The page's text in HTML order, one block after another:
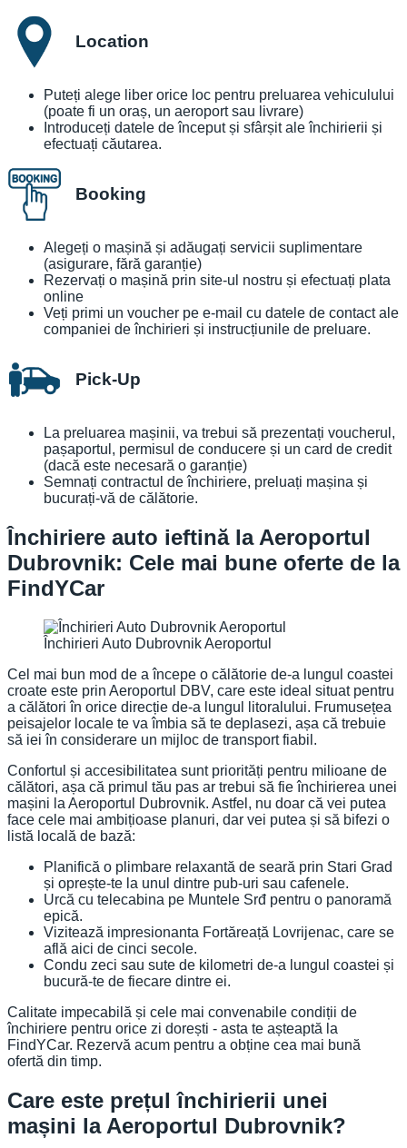
Location
Puteți alege liber orice loc pentru preluarea vehiculului
(poate fi un oraș, un aeroport sau livrare)
Introduceți datele de început și sfârșit ale închirierii și
efectuați căutarea.
Booking
Alegeți o mașină și adăugați servicii suplimentare
(asigurare, fără garanție)
Rezervați o mașină prin site-ul nostru și efectuați plata
online
Veți primi un voucher pe e-mail cu datele de contact ale
companiei de închirieri și instrucțiunile de preluare.
Pick-Up
La preluarea mașinii, va trebui să prezentați voucherul,
pașaportul, permisul de conducere și un card de credit
(dacă este necesară o garanție)
Semnați contractul de închiriere, preluați mașina și
bucurați-vă de călătorie.
Închiriere auto ieftină la Aeroportul
Dubrovnik: Cele mai bune oferte de la
FindYCar
Închirieri Auto Dubrovnik Aeroportul
Cel mai bun mod de a începe o călătorie de-a lungul coastei
croate este prin Aeroportul DBV, care este ideal situat pentru
a călători în orice direcție de-a lungul litoralului. Frumusețea
peisajelor locale te va îmbia să te deplasezi, așa că trebuie
să iei în considerare un mijloc de transport fiabil.
Confortul și accesibilitatea sunt priorități pentru milioane de
călători, așa că primul tău pas ar trebui să fie închirierea unei
mașini la Aeroportul Dubrovnik. Astfel, nu doar că vei putea
face cele mai ambițioase planuri, dar vei putea și să bifezi o
listă locală de bază:
Planifică o plimbare relaxantă de seară prin Stari Grad
și oprește-te la unul dintre pub-uri sau cafenele.
Urcă cu telecabina pe Muntele Srđ pentru o panoramă
epică.
Vizitează impresionanta Fortăreață Lovrijenac, care se
află aici de cinci secole.
Condu zeci sau sute de kilometri de-a lungul coastei și
bucură-te de fiecare dintre ei.
Calitate impecabilă și cele mai convenabile condiții de
închiriere pentru orice zi dorești - asta te așteaptă la
FindYCar. Rezervă acum pentru a obține cea mai bună
ofertă din timp.
Care este prețul închirierii unei
mașini la Aeroportul Dubrovnik?